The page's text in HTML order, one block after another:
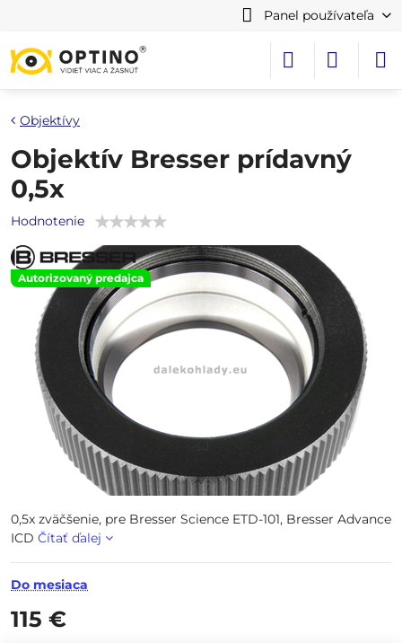
Panel používateľa
Autorizovaný predajca
Objektívy
Objektív Bresser prídavný
0,5x
Hodnotenie
0,5x zväčšenie, pre Bresser Science ETD-101, Bresser Advance
ICD Čítať ďalej
Do mesiaca
115 €